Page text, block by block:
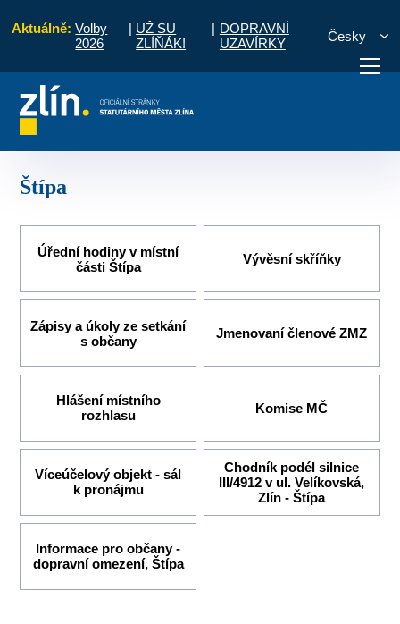
Aktuálně: Volby
2026
| UŽ SU
ZLÍŇÁK!
| DOPRAVNÍ
UZAVÍRKY
Česky
vyřídit
Štípa
Úřední hodiny v místní
části Štípa
Vývěsní skříňky
Zápisy a úkoly ze setkání
s občany
Jmenovaní členové ZMZ
Hlášení místního
rozhlasu
Komise MČ
Víceúčelový objekt - sál
k pronájmu
Chodník podél silnice
III/4912 v ul. Velíkovská,
Zlín - Štípa
Informace pro občany -
dopravní omezení, Štípa